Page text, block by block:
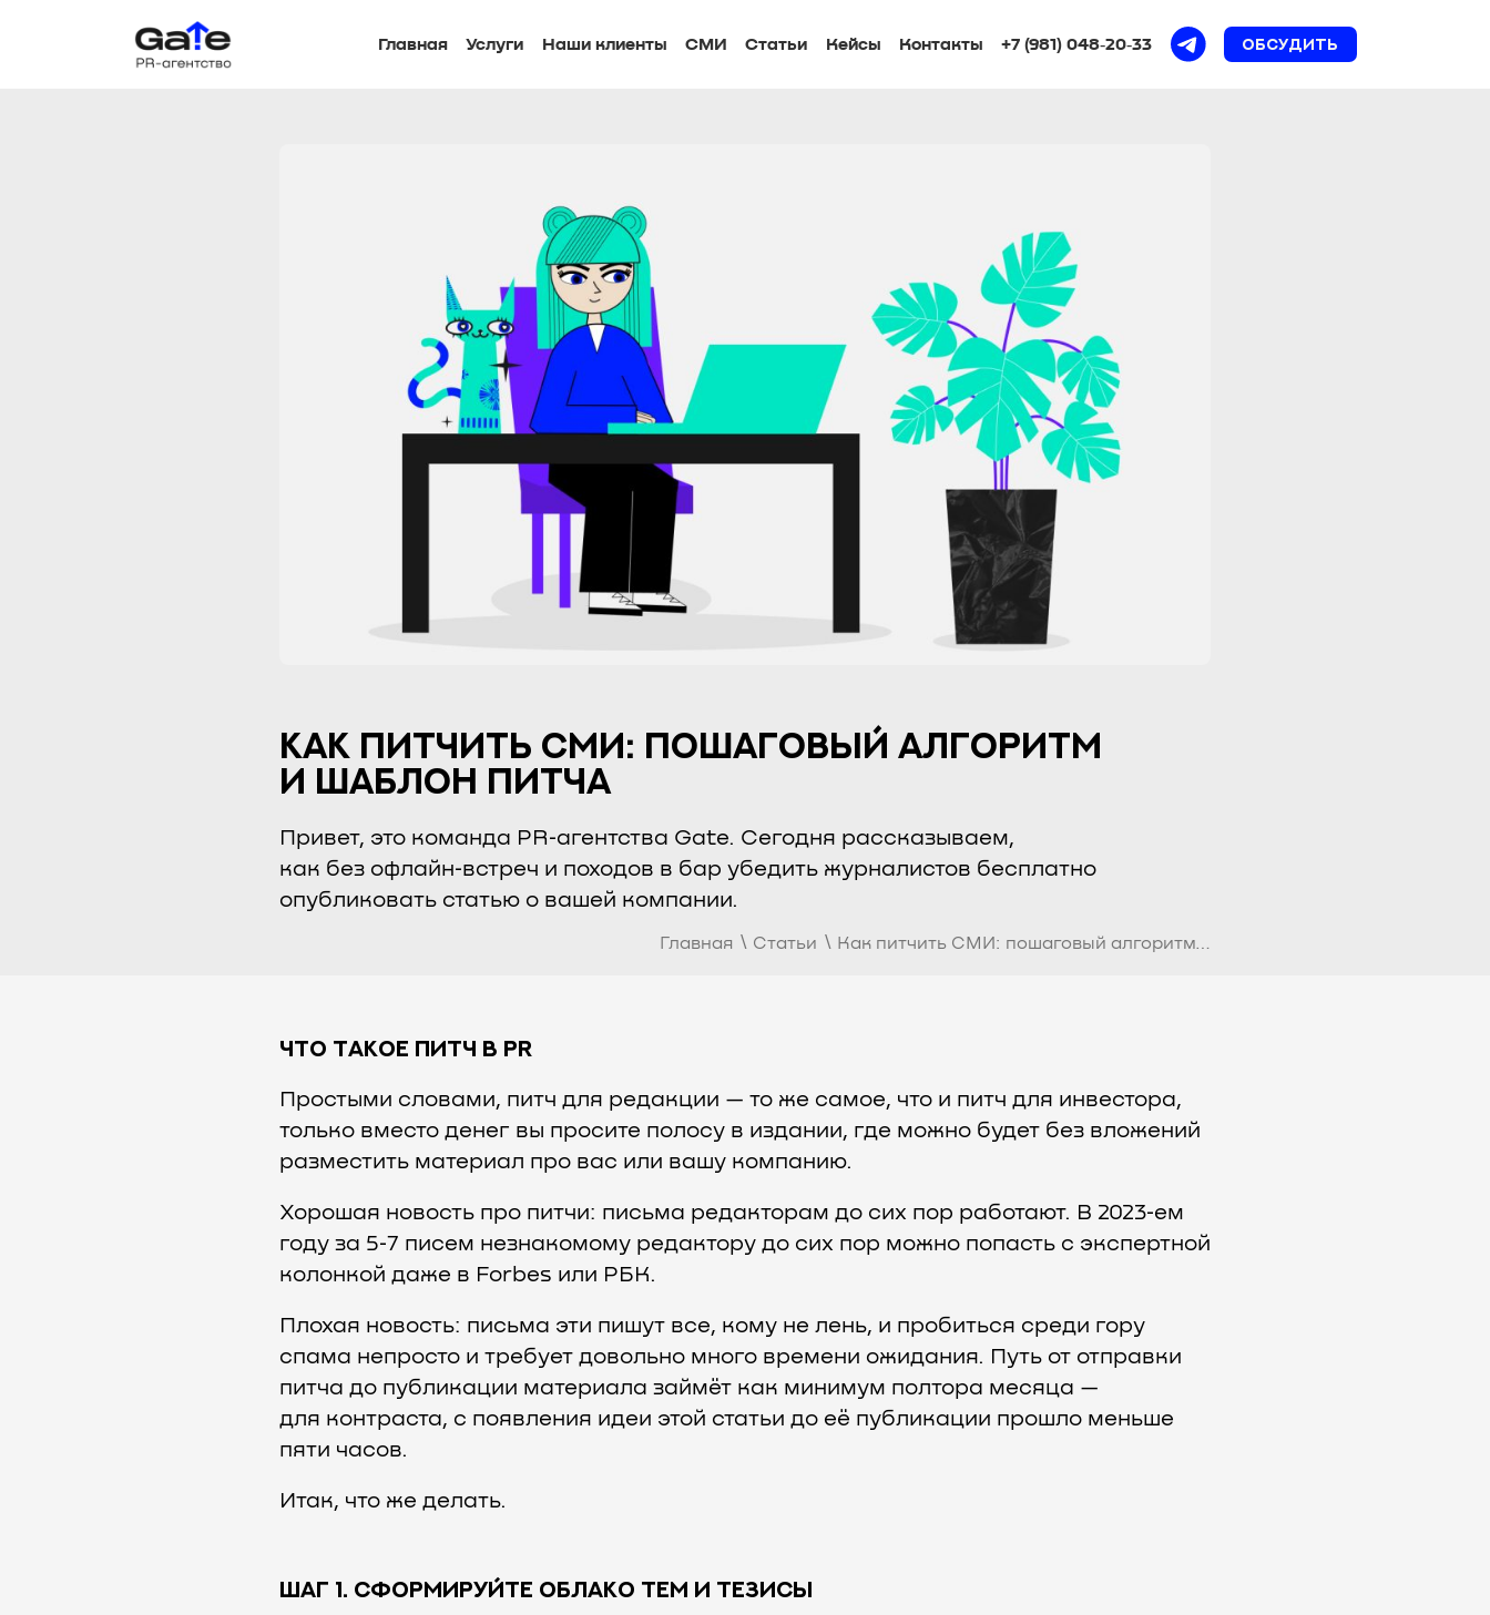
Главная Услуги Наши клиенты СМИ Статьи Кейсы Контакты +7 (981) 048‑20‑33 обсудить
КАК ПИТЧИТЬ СМИ: ПОШАГОВЫЙ АЛГОРИТМ
И ШАБЛОН ПИТЧА
Привет, это команда PR‑агентства Gate. Сегодня рассказываем,
как без офлайн‑встреч и походов в бар убедить журналистов бесплатно
опубликовать статью о вашей компании.
Главная ∖ Статьи ∖ Как питчить СМИ: пошаговый алгоритм…
ЧТО ТАКОЕ ПИТЧ В PR
Простыми словами, питч для редакции — то же самое, что и питч для инвестора,
только вместо денег вы просите полосу в издании, где можно будет без вложений
разместить материал про вас или вашу компанию.
Хорошая новость про питчи: письма редакторам до сих пор работают. В 2023‑ем
году за 5‑7 писем незнакомому редактору до сих пор можно попасть с экспертной
колонкой даже в Forbes или РБК.
Плохая новость: письма эти пишут все, кому не лень, и пробиться среди гору
спама непросто и требует довольно много времени ожидания. Путь от отправки
питча до публикации материала займёт как минимум полтора месяца —
для контраста, с появления идеи этой статьи до её публикации прошло меньше
пяти часов.
Итак, что же делать.
ШАГ 1. СФОРМИРУЙТЕ ОБЛАКО ТЕМ И ТЕЗИСЫ